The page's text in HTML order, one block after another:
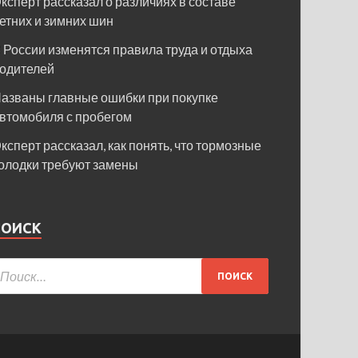
и зимних шин
России изменятся правила труда и отдыха
главные ошибки при покупке
с пробегом
рассказал, как понять, что тормозные
требуют замены